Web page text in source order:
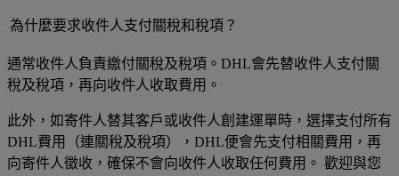
為什麼要求收件人支付關稅和稅項？
通常收件人負責繳付關稅及稅項。DHL會先替收件人支付關
稅及稅項，再向收件人收取費用。
此外，如寄件人替其客戶或收件人創建運單時，選擇支付所有
DHL費用（連關稅及稅項），DHL便會先支付相關費用，再
向寄件人徵收，確保不會向收件人收取任何費用。 歡迎與您